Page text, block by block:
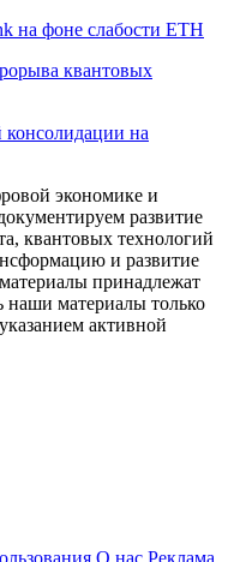
на фоне слабости ETH
квантовых
на
экономике и
развитие
квантовых технологий
и развитие
принадлежат
материалы только
активной
О нас Реклама